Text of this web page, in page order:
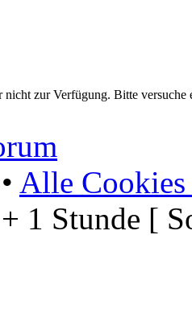
nicht zur Verfügung. Bitte versuche
• Alle Cookies
1 Stunde [